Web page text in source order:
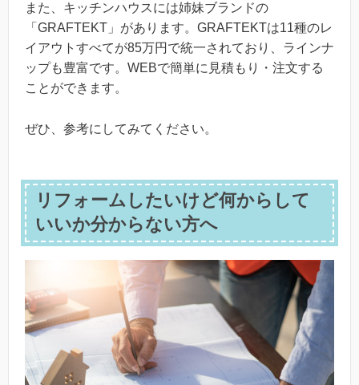
また、キッチンハウスには姉妹ブランドの
「GRAFTEKT」があります。GRAFTEKTは11種のレ
イアウトすべてが85万円で統一されており、ラインナ
ップも豊富です。WEBで簡単に見積もり・注文する
ことができます。
ぜひ、参考にしてみてください。
リフォームしたいけど何からして
いいか分からない方へ